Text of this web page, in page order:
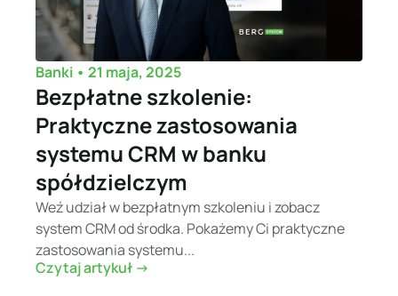
Banki • 21 maja, 2025
Bezpłatne szkolenie:
Praktyczne zastosowania
systemu CRM w banku
spółdzielczym
Weź udział w bezpłatnym szkoleniu i zobacz
system CRM od środka. Pokażemy Ci praktyczne
zastosowania systemu...
Czytaj artykuł ->